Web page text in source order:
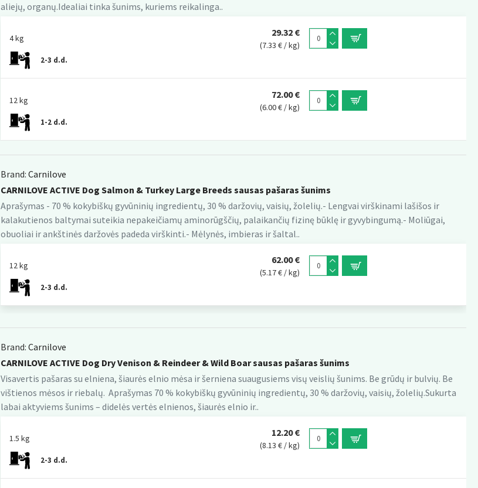
aliejų, organų.Idealiai tinka šunims, kuriems reikalinga..
4 kg
2-3 d.d.
29.32 €
(7.33 € / kg)
12 kg
1-2 d.d.
72.00 €
(6.00 € / kg)
Brand: Carnilove
CARNILOVE ACTIVE Dog Salmon & Turkey Large Breeds sausas pašaras šunims
Aprašymas - 70 % kokybiškų gyvūninių ingredientų, 30 % daržovių, vaisių, žolelių.- Lengvai virškinami lašišos ir
kalakutienos baltymai suteikia nepakeičiamų aminorūgščių, palaikančių fizinę būklę ir gyvybingumą.- Moliūgai,
obuoliai ir ankštinės daržovės padeda virškinti.- Mėlynės, imbieras ir šaltal..
12 kg
2-3 d.d.
62.00 €
(5.17 € / kg)
Brand: Carnilove
CARNILOVE ACTIVE Dog Dry Venison & Reindeer & Wild Boar sausas pašaras šunims
Visavertis pašaras su elniena, šiaurės elnio mėsa ir šerniena suaugusiems visų veislių šunims. Be grūdų ir bulvių. Be
vištienos mėsos ir riebalų. Aprašymas 70 % kokybiškų gyvūninių ingredientų, 30 % daržovių, vaisių, žolelių.Sukurta
labai aktyviems šunims – didelės vertės elnienos, šiaurės elnio ir..
1.5 kg
2-3 d.d.
12.20 €
(8.13 € / kg)